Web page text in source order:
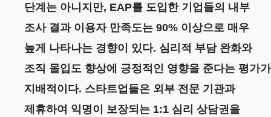
단계는 아니지만, EAP를 도입한 기업들의 내부
조사 결과 이용자 만족도는 90% 이상으로 매우
높게 나타나는 경향이 있다. 심리적 부담 완화와
조직 몰입도 향상에 긍정적인 영향을 준다는 평가가
지배적이다. 스타트업들은 외부 전문 기관과
제휴하여 익명이 보장되는 1:1 심리 상담권을